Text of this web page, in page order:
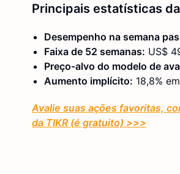
Principais estatísticas
Desempenho na semana
Faixa de 52 semanas: US$
Preço-alvo do modelo de
Aumento implícito: 18,8%
Avalie suas ações favoritas,
da TIKR (é gratuito) >>>